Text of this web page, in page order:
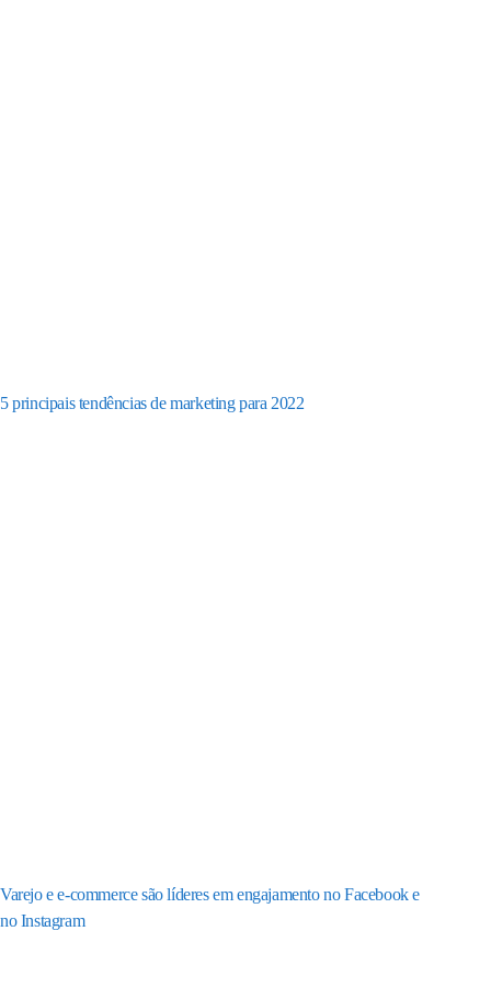
5 principais tendências de marketing para 2022
Varejo e e-commerce são líderes em engajamento no Facebook e
no Instagram